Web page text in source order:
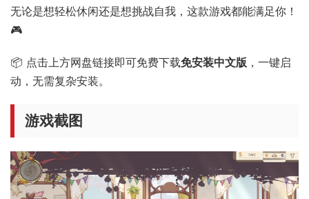
无论是想轻松休闲还是想挑战自我，这款游戏都能满足你！
🎮
📦 点击上方网盘链接即可免费下载免安装中文版 ，一键启
动，无需复杂安装。
游戏截图